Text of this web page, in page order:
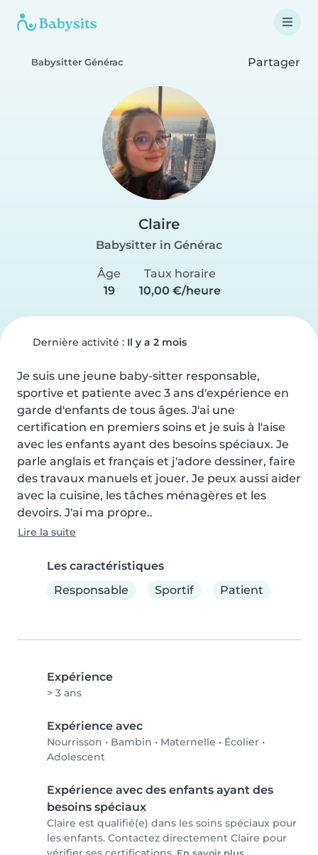
Babysitter Générac Partager
Claire
Babysitter in Générac
Âge
19
Taux horaire
10,00 €/heure
Dernière activité : Il y a 2 mois
Je suis une jeune baby-sitter responsable,
sportive et patiente avec 3 ans d'expérience en
garde d'enfants de tous âges. J'ai une
certification en premiers soins et je suis à l'aise
avec les enfants ayant des besoins spéciaux. Je
parle anglais et français et j'adore dessiner, faire
des travaux manuels et jouer. Je peux aussi aider
avec la cuisine, les tâches ménagères et les
devoirs. J'ai ma propre..
Lire la suite
Les caractéristiques
Responsable
Sportif Patient
Expérience
> 3 ans
Expérience avec
Nourrisson • Bambin • Maternelle • Écolier •
Adolescent
Expérience avec des enfants ayant des
besoins spéciaux
Claire est qualifié(e) dans les soins spéciaux pour
les enfants. Contactez directement Claire pour